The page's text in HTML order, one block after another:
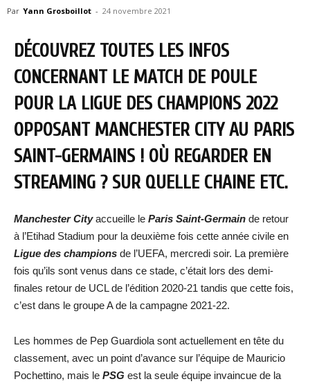
Par Yann Grosboillot - 24 novembre 2021
DÉCOUVREZ TOUTES LES INFOS
CONCERNANT LE MATCH DE POULE
POUR LA LIGUE DES CHAMPIONS 2022
OPPOSANT MANCHESTER CITY AU PARIS
SAINT-GERMAINS ! OÙ REGARDER EN
STREAMING ? SUR QUELLE CHAINE ETC.
Manchester Cityaccueille le Paris Saint-Germain de retour
à l’Etihad Stadium pour la deuxième fois cette année civile en
Ligue des champions de l’UEFA, mercredi soir. La première
fois qu’ils sont venus dans ce stade, c’était lors des demi-
finales retour de UCL de l’édition 2020-21 tandis que cette fois,
c’est dans le groupe A de la campagne 2021-22.
Les hommes de Pep Guardiola sont actuellement en tête du
classement, avec un point d’avance sur l’équipe de Mauricio
Pochettino, mais le PSG est la seule équipe invaincue de la